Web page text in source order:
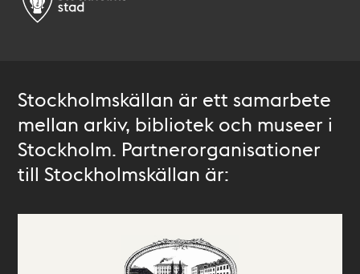
Stockholmskällan är ett samarbete
mellan arkiv, bibliotek och museer i
Stockholm. Partnerorganisationer
till Stockholmskällan är: